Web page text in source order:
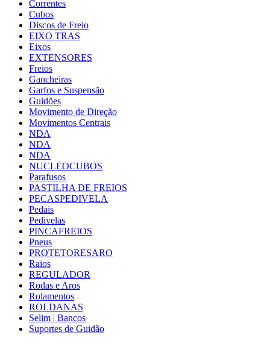
Correntes
Cubos
Discos de Freio
EIXO TRAS
Eixos
EXTENSORES
Freios
Gancheiras
Garfos e Suspensão
Guidões
Movimento de Direção
Movimentos Centrais
NDA
NDA
NDA
NUCLEOCUBOS
Parafusos
PASTILHA DE FREIOS
PECASPEDIVELA
Pedais
Pedivelas
PINCAFREIOS
Pneus
PROTETORESARO
Raios
REGULADOR
Rodas e Aros
Rolamentos
ROLDANAS
Selim | Bancos
Suportes de Guidão